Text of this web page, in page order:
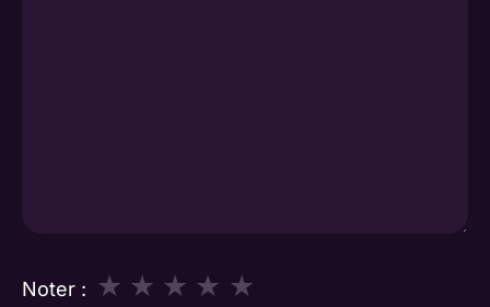
Noter : ★
★
★
★
★